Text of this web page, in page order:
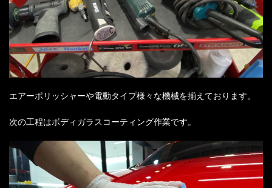
エアーポリッシャーや電動タイプ様々な機械を揃えております。
次の工程はボディガラスコーティング作業です。